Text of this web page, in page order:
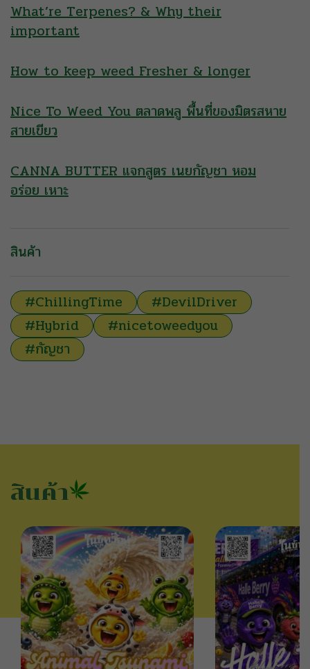
What’re Terpenes? & Why their
important
How to keep weed Fresher & longer
Nice To Weed You ตลาดพลู พื้นที่ของมิตรสหาย
สายเขียว
CANNA BUTTER แจกสูตร เนยกัญชา หอม
อร่อย เหาะ
สินค้า
#ChillingTime
#DevilDriver
#Hybrid
#nicetoweedyou
#กัญชา
สินค้า